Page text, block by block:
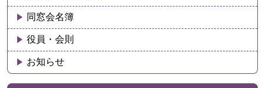
同窓会名簿
役員・会則
お知らせ